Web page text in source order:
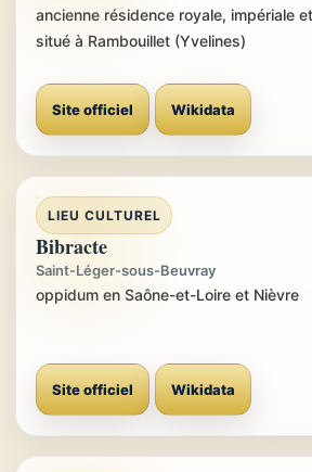
ancienne résidence royale, impériale
situé à Rambouillet (Yvelines)
Site officiel Wikidata
LIEU CULTUREL
Bibracte
Saint-Léger-sous-Beuvray
oppidum en Saône-et-Loire et Nièvre
Site officiel Wikidata